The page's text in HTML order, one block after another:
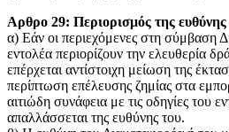
Aρθρο 29: Περιορισμός της
α) Εάν οι περιεχόμενες στη σύμβαση
εντολέα περιορίζουν την ελευθερία
επέρχεται αντίστοιχη μείωση της
περίπτωση επέλευσης ζημίας στα
αιτιώδη συνάφεια με τις οδηγίες του
απαλλάσσεται της ευθύνης του.